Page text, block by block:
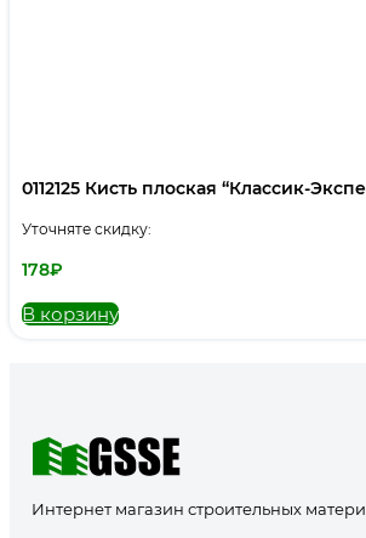
0112125 Кисть плоская “Классик-
Уточняте скидку:
178₽
В корзину
Интернет магазин строительных